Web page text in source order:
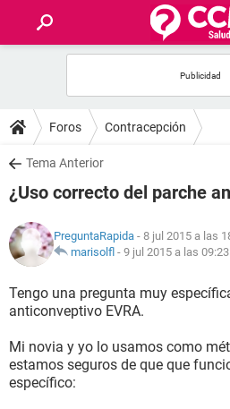
FOROS
SALUD
FAMILIA
NUTRICIÓN
BIENESTAR
SEXUALIDAD
GLOSARIO
Foros Contracepción
Tema Anterior
¿Uso correcto del parche
PreguntaRapida - 8 jul 2015 a las
marisolfl - 9 jul 2015 a las 09:23
Tengo una pregunta muy
anticonveptivo EVRA.
Mi novia y yo lo usamos como
estamos seguros de que que
específico: